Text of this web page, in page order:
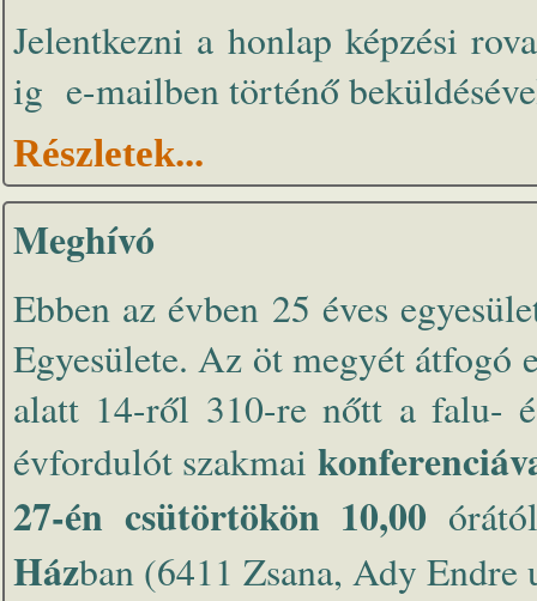
Jelentkezni a honlap képzési
ig e-mailben történő
Részletek...
Meghívó
Ebben az évben 25 éves
Egyesülete. Az öt megyét átfogó
alatt 14-ről 310-re nőtt a falu-
évfordulót szakmai
27-én csütörtökön 10,00
Házban (6411 Zsana, Ady